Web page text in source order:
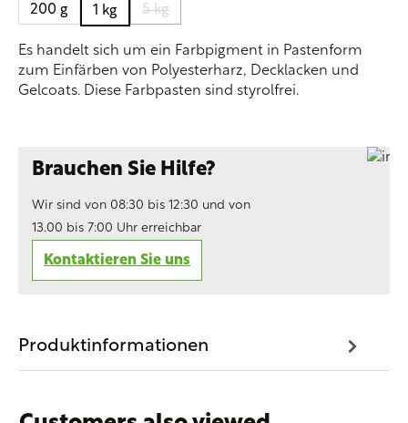
200 g 1 kg 5 kg
(Diese Option ist zurzeit nicht verfügbar.)
Es handelt sich um ein Farbpigment in Pastenform
zum Einfärben von Polyesterharz, Decklacken und
Gelcoats. Diese Farbpasten sind styrolfrei.
Brauchen Sie Hilfe?
Wir sind von 08:30 bis 12:30 und von
13.00 bis 7:00 Uhr erreichbar
Kontaktieren Sie uns
Produktinformationen